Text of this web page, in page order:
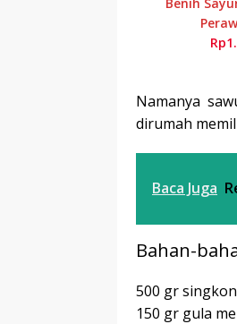
Namanya
dirumah
Baca Juga
Bahan-
500 gr
150 gr gula